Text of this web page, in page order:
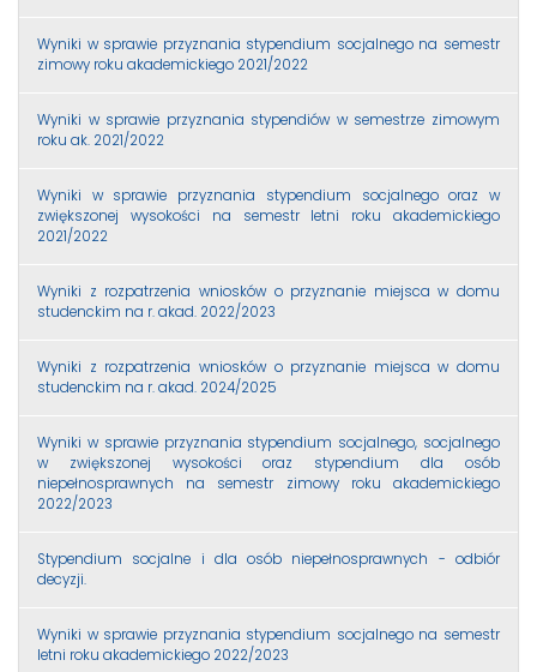
Wyniki w sprawie przyznania stypendium socjalnego na semestr
zimowy roku akademickiego 2021/2022
Wyniki w sprawie przyznania stypendiów w semestrze zimowym
roku ak. 2021/2022
Wyniki w sprawie przyznania stypendium socjalnego oraz w
zwiększonej wysokości na semestr letni roku akademickiego
2021/2022
Wyniki z rozpatrzenia wniosków o przyznanie miejsca w domu
studenckim na r. akad. 2022/2023
Wyniki z rozpatrzenia wniosków o przyznanie miejsca w domu
studenckim na r. akad. 2024/2025
Wyniki w sprawie przyznania stypendium socjalnego, socjalnego
w zwiększonej wysokości oraz stypendium dla osób
niepełnosprawnych na semestr zimowy roku akademickiego
2022/2023
Stypendium socjalne i dla osób niepełnosprawnych - odbiór
decyzji.
Wyniki w sprawie przyznania stypendium socjalnego na semestr
letni roku akademickiego 2022/2023